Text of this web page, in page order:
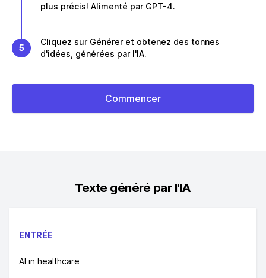
plus précis! Alimenté par GPT-4.
5
Cliquez sur Générer et obtenez des tonnes
d'idées, générées par l'IA.
Commencer
Texte généré par l'IA
ENTRÉE
AI in healthcare